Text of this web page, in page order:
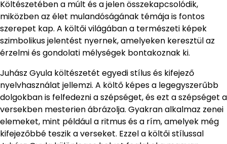
Költészetében a múlt és a jelen összekapcsolódik,
miközben az élet mulandóságának témája is fontos
szerepet kap. A költői világában a természeti képek
szimbolikus jelentést nyernek, amelyeken keresztül az
érzelmi és gondolati mélységek bontakoznak ki.
Juhász Gyula költészetét egyedi stílus és kifejező
nyelvhasználat jellemzi. A költő képes a legegyszerűbb
dolgokban is felfedezni a szépséget, és ezt a szépséget a
versekben mesterien ábrázolja. Gyakran alkalmaz zenei
elemeket, mint például a ritmus és a rím, amelyek még
kifejezőbbé teszik a verseket. Ezzel a költői stílussal